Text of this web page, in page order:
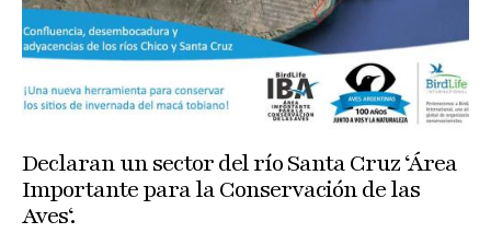
Declaran un sector del río Santa Cruz ‘Área
Importante para la Conservación de las
Aves‘.